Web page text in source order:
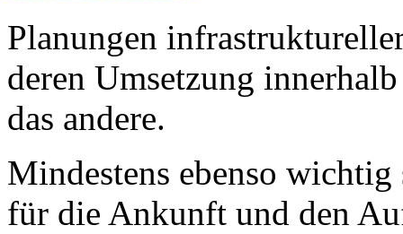
Planungen
deren Umsetzung
das andere.
Mindestens ebenso
für die Ankunft und den